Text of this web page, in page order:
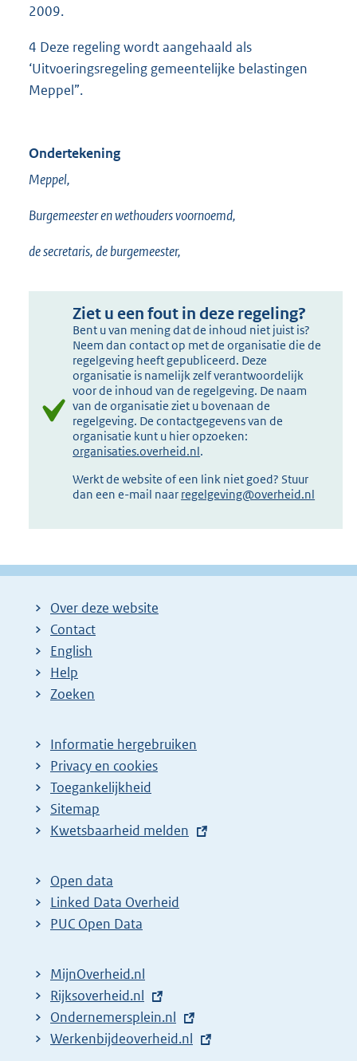
2009.
4 Deze regeling wordt aangehaald als
‘Uitvoeringsregeling gemeentelijke belastingen
Meppel”.
Ondertekening
Meppel,
Burgemeester en wethouders voornoemd,
de secretaris, de burgemeester,
Ziet u een fout in deze regeling?
Bent u van mening dat de inhoud niet juist is?
Neem dan contact op met de organisatie die de
regelgeving heeft gepubliceerd. Deze
organisatie is namelijk zelf verantwoordelijk
voor de inhoud van de regelgeving. De naam
van de organisatie ziet u bovenaan de
regelgeving. De contactgegevens van de
organisatie kunt u hier opzoeken:
organisaties.overheid.nl.
Werkt de website of een link niet goed? Stuur
dan een e-mail naar regelgeving@overheid.nl
Over deze website
Contact
English
Help
Zoeken
Informatie hergebruiken
Privacy en cookies
Toegankelijkheid
Sitemap
E
t
e
r
l
i
n
k
Kwetsbaarheid melden
Open data
Linked Data Overheid
PUC Open Data
MijnOverheid.nl
E
x
t
Rijksoverheid.nl
E
x
Ondernemersplein.nl
E
Werkenbijdeoverheid.nl